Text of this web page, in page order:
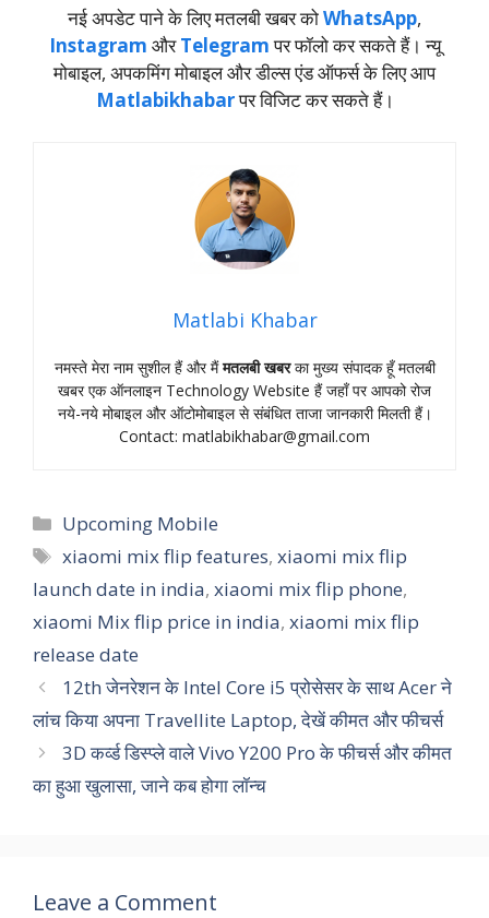
नई अपडेट पाने के लिए मतलबी खबर कोWhatsApp,
Instagram औरTelegramपर फॉलो कर सकते हैं। न्‍यू
मोबाइल, अपकमिंग मोबाइल और डील्‍स एंड ऑफर्स के लिए आप
Matlabikhabarपर विजिट कर सकते हैं।
Matlabi Khabar
नमस्‍ते मेरा नाम सुशील हैं और मैंमतलबी खबरका मुख्‍य संपादक हूँ मतलबी
खबर एक ऑनलाइन Technology Website हैं जहॉं पर आपको रोज
नये-नये मोबाइल और ऑटोमोबाइल से संबंधित ताजा जानकारी मिलती हैं।
Contact: matlabikhabar@gmail.com
Categories
Upcoming Mobile
Tags
xiaomi mix flip features,xiaomi mix flip
launch date in india, xiaomi mix flip phone,
xiaomi Mix flip price in india, xiaomi mix flip
release date
12th जेनरेशन के Intel Core i5 प्रोसेसर के साथ Acer ने
लांच किया अपना Travellite Laptop, देखें कीमत और फीचर्स
3D कर्व्ड डिस्प्ले वाले Vivo Y200 Pro के फीचर्स और कीमत
का हुआ खुलासा, जाने कब होगा लॉन्च
Leave a Comment